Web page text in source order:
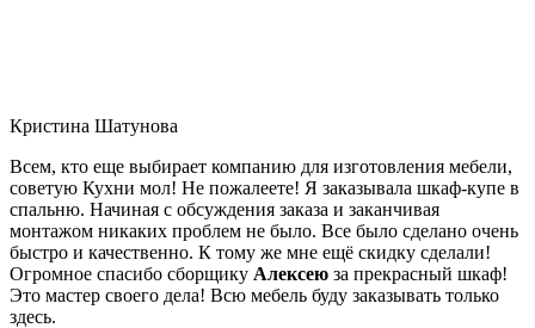
Кристина Шатунова
Всем, кто еще выбирает компанию для изготовления мебели,
советую Кухни мол! Не пожалеете! Я заказывала шкаф-купе в
спальню. Начиная с обсуждения заказа и заканчивая
монтажом никаких проблем не было. Все было сделано очень
быстро и качественно. К тому же мне ещё скидку сделали!
Огромное спасибо сборщику Алексею за прекрасный шкаф!
Это мастер своего дела! Всю мебель буду заказывать только
здесь.